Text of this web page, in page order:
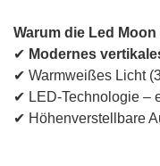
Warum die Led
✔ Modernes
✔ Warmweißes Licht
✔ LED-Technologie –
✔ Höhenverstellbare